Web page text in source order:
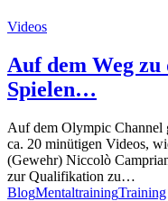
Videos
Auf dem Weg
Spielen…
Auf dem Olympic Channel
ca. 20 minütigen Videos,
(Gewehr) Niccolò
zur Qualifikation zu…
BlogMentaltrainingTraining